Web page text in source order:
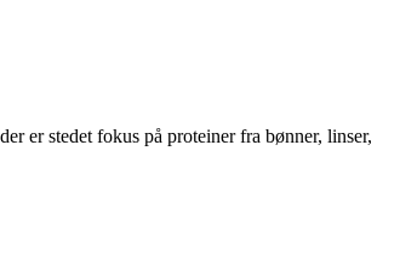
er stedet fokus på proteiner fra bønner, linser,